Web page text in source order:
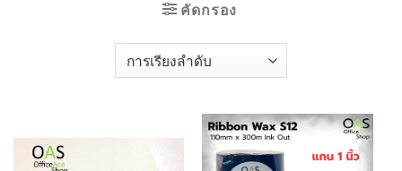
คัดกรอง